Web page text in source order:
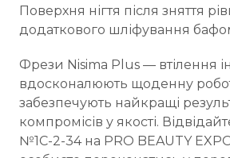
Поверхня нігтя після зняття
додаткового шліфування
Фрези Nisima Plus — втілення
вдосконалюють щоденну
забезпечують найкращі
компромісів у якості.
№1С-2-34 на PRO BEAUTY